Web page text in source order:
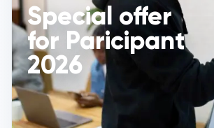
Special offer
for Paricipant
2026